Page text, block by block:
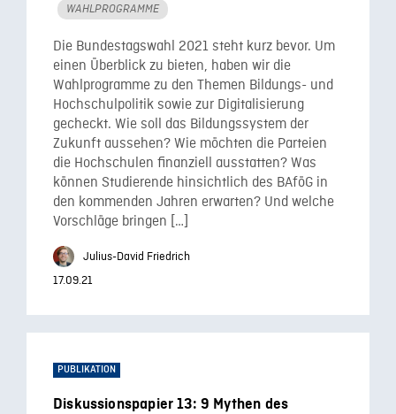
WAHLPROGRAMME
Die Bundestagswahl 2021 steht kurz bevor. Um
einen Überblick zu bieten, haben wir die
Wahlprogramme zu den Themen Bildungs- und
Hochschulpolitik sowie zur Digitalisierung
gecheckt. Wie soll das Bildungssystem der
Zukunft aussehen? Wie möchten die Parteien
die Hochschulen finanziell ausstatten? Was
können Studierende hinsichtlich des BAföG in
den kommenden Jahren erwarten? Und welche
Vorschläge bringen […]
Julius-David Friedrich
17.09.21
PUBLIKATION
Diskussionspapier 13: 9 Mythen des